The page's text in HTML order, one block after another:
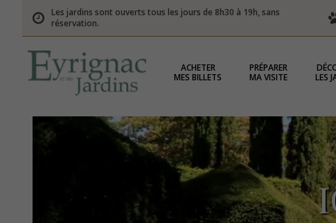
Les jardins sont ouverts tous les jours de 8h30 à 19h, sans
réservation.
ACHETER
MES BILLETS
PRÉPARER
MA VISITE
LES